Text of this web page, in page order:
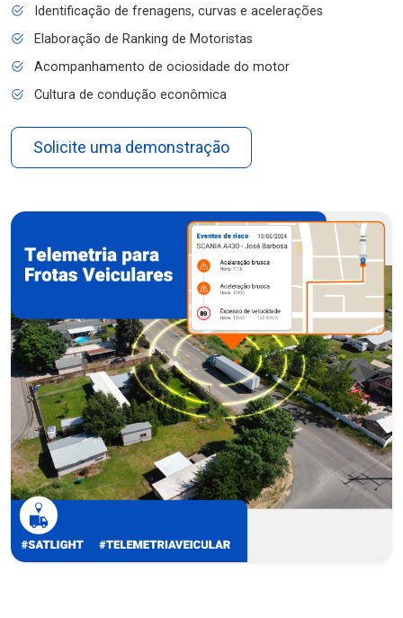
Identificação de frenagens, curvas e acelerações
Elaboração de Ranking de Motoristas
Acompanhamento de ociosidade do motor
Cultura de condução econômica
Solicite uma demonstração